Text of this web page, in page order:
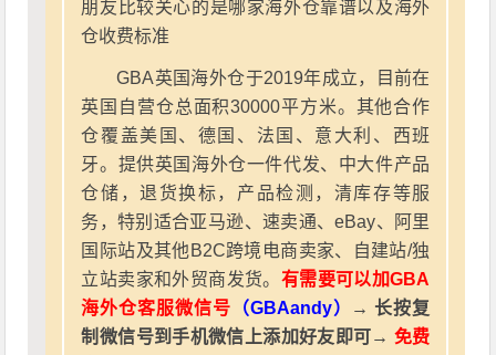
朋友比较关心的是哪家海外仓靠谱以及海外
仓收费标准
GBA英国海外仓于2019年成立，目前在
英国自营仓总面积30000平方米。其他合作
仓覆盖美国、德国、法国、意大利、西班
牙。提供英国海外仓一件代发、中大件产品
仓储，退货换标，产品检测，清库存等服
务，特别适合亚马逊、速卖通、eBay、阿里
国际站及其他B2C跨境电商卖家、自建站/独
立站卖家和外贸商发货。 有需要可以加GBA
海外仓客服微信号 （GBAandy）
→ 长按复
制微信号到手机微信上添加好友即可→ 免费